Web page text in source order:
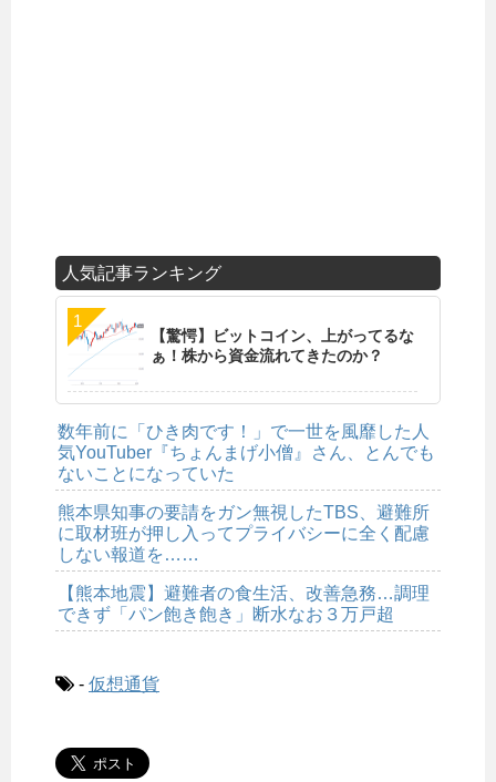
人気記事ランキング
【驚愕】ビットコイン、上がってるな
ぁ！株から資金流れてきたのか？
数年前に「ひき肉です！」で一世を風靡した人
気YouTuber『ちょんまげ小僧』さん、とんでも
ないことになっていた
熊本県知事の要請をガン無視したTBS、避難所
に取材班が押し入ってプライバシーに全く配慮
しない報道を……
【熊本地震】避難者の食生活、改善急務…調理
できず「パン飽き飽き」断水なお３万戸超
- 仮想通貨